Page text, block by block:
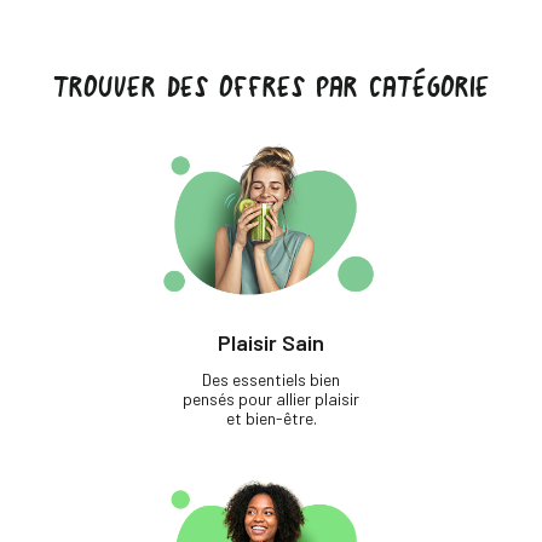
TROUVER DES OFFRES PAR CATÉGORIE
Plaisir Sain
Des essentiels bien
pensés pour allier plaisir
et bien-être.